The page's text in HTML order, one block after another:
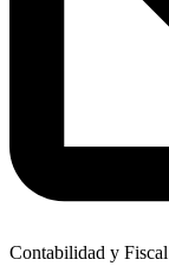
Contabilidad y Fiscal